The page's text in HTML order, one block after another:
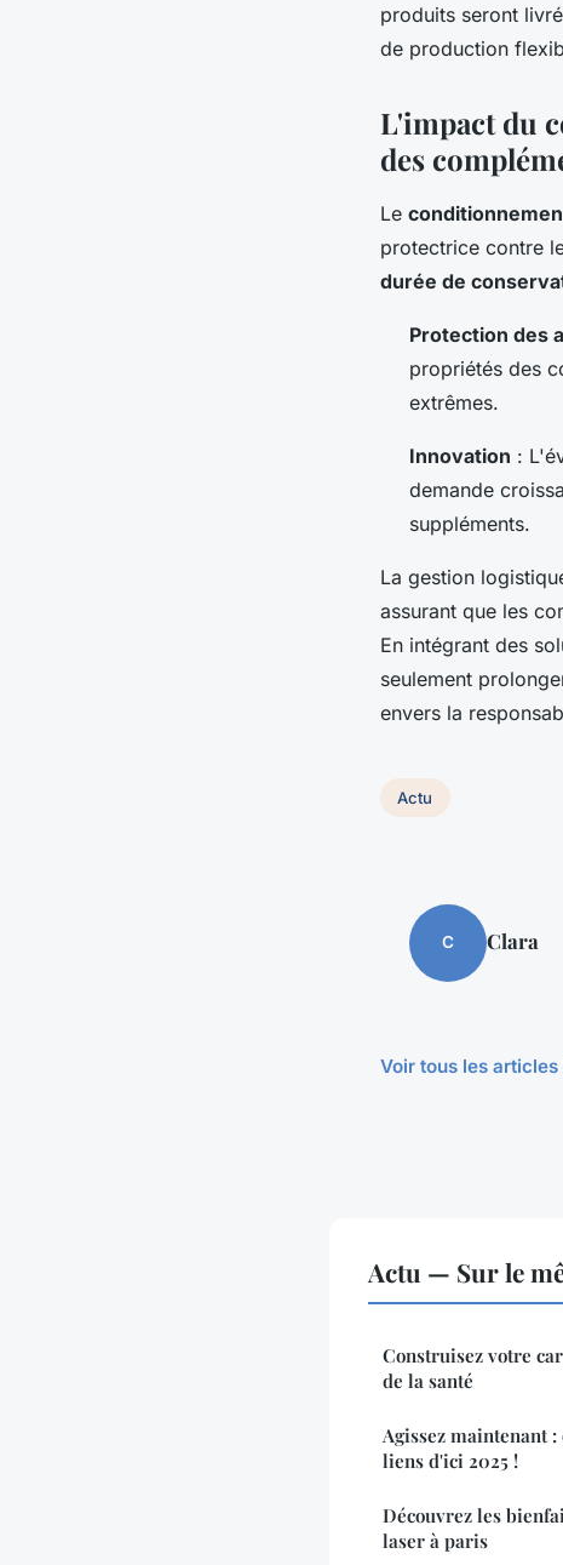
produits seront
de production
L'impact du
des
Le
protectrice contre
durée de
Protection des
propriétés des
extrêmes.
Innovation :
demande
suppléments.
La gestion
assurant que les
En intégrant des
seulement
envers la
Actu
C Clara
Voir tous les
Actu — Sur le
Construisez votre
de la santé
Agissez maintenant
liens d'ici 2025 !
Découvrez les
laser à paris